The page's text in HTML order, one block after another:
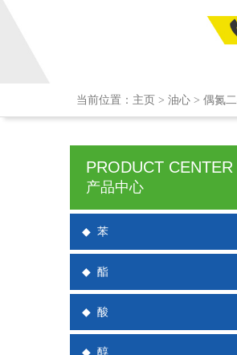
当前位置： 主页 > 油心 > 偶氮
PRODUCT CENTER
产品中心
◆ 苯
◆ 酯
◆ 酸
◆ 醇